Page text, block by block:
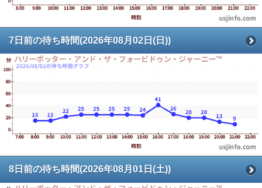
7日前の待ち時間(2026年08月02日(日))
8日前の待ち時間(2026年08月01日(土))